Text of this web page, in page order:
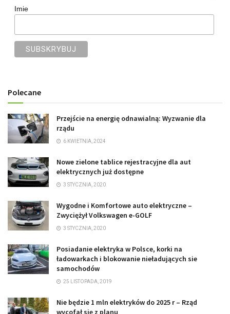
Imie
Polecane
Przejście na energię odnawialną: Wyzwanie dla
rządu
6 KWIETNIA, 2024
Nowe zielone tablice rejestracyjne dla aut
elektrycznych już dostępne
3 STYCZNIA, 2020
Wygodne i Komfortowe auto elektryczne –
Zwyciężył Volkswagen e-GOLF
3 STYCZNIA, 2020
Posiadanie elektryka w Polsce, korki na
ładowarkach i blokowanie nieładujących sie
samochodów
25 LISTOPADA, 2019
Nie będzie 1 mln elektryków do 2025 r – Rząd